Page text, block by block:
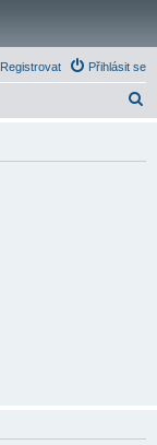
Přihlásit se
Registrovat